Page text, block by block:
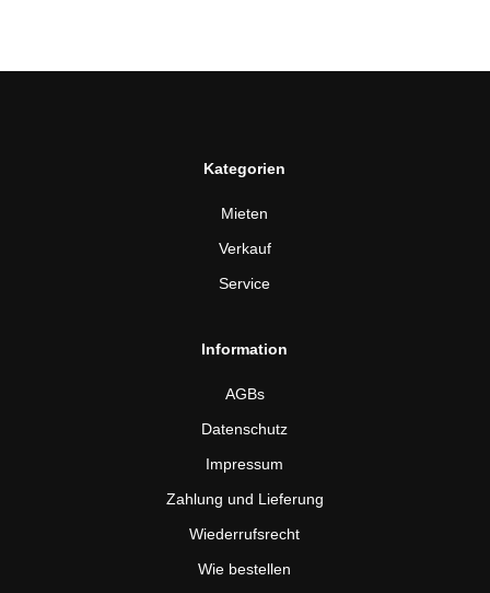
Kategorien
Mieten
Verkauf
Service
Information
AGBs
Datenschutz
Impressum
Zahlung und Lieferung
Wiederrufsrecht
Wie bestellen